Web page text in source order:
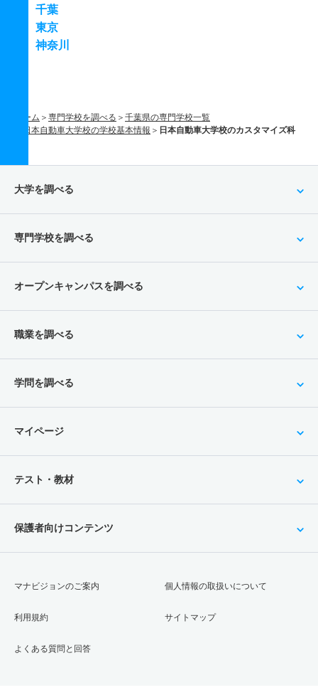
千葉
東京
神奈川
ホーム 専門学校を調べる
千葉県の専門学校一覧
日本自動車大学校の学校基本情報
日本自動車大学校のカスタマイズ科
大学を調べる
専門学校を調べる
オープンキャンパスを調べる
職業を調べる
学問を調べる
マイページ
テスト・教材
保護者向けコンテンツ
マナビジョンのご案内
利用規約
よくある質問と回答
個人情報の取扱いについて
サイトマップ